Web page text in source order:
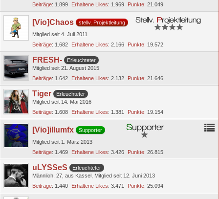
Beiträge 1.899 Erhaltene Likes 1.969 Punkte 21.049
[Vio]Chaos
stellv. Projektleitung
Mitglied seit 4. Juli 2011
Beiträge 1.682 Erhaltene Likes 2.166 Punkte 19.572
FRESH-
Erleuchteter
Mitglied seit 21. August 2015
Beiträge 1.642 Erhaltene Likes 2.132 Punkte 21.646
Tiger
Erleuchteter
Mitglied seit 14. Mai 2016
Beiträge 1.608 Erhaltene Likes 1.381 Punkte 19.154
[Vio]illumfx
Supporter
Mitglied seit 1. März 2013
Beiträge 1.469 Erhaltene Likes 3.426 Punkte 26.815
uLYSSeS
Erleuchteter
Männlich 27 aus Kassel Mitglied seit 12. Juni 2013
Beiträge 1.440 Erhaltene Likes 3.471 Punkte 25.094